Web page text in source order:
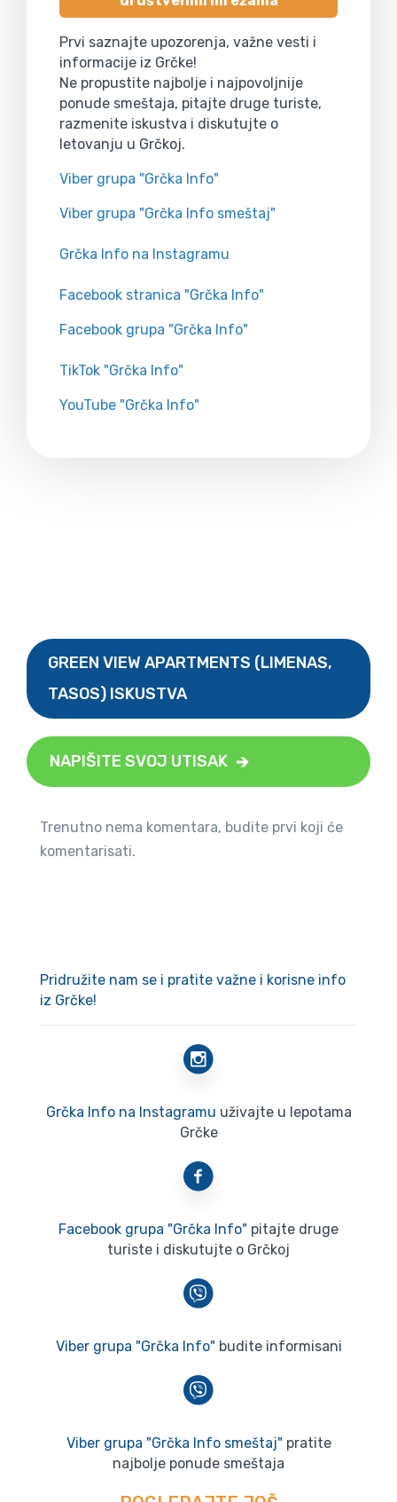
Prvi saznajte upozorenja, važne vesti i
informacije iz Grčke!
Ne propustite najbolje i najpovoljnije
ponude smeštaja, pitajte druge turiste,
razmenite iskustva i diskutujte o
letovanju u Grčkoj.
Viber grupa "Grčka Info"
Viber grupa "Grčka Info smeštaj"
Grčka Info na Instagramu
Facebook stranica "Grčka Info"
Facebook grupa "Grčka Info"
TikTok "Grčka Info"
YouTube "Grčka Info"
GREEN VIEW APARTMENTS (LIMENAS,
TASOS) ISKUSTVA
NAPIŠITE SVOJ UTISAK
Trenutno nema komentara, budite prvi koji će
komentarisati.
Pridružite nam se i pratite važne i korisne info
iz Grčke!
Grčka Info na Instagramu uživajte u lepotama
Grčke
Facebook grupa "Grčka Info" pitajte druge
turiste i diskutujte o Grčkoj
Viber grupa "Grčka Info" budite informisani
Viber grupa "Grčka Info smeštaj" pratite
najbolje ponude smeštaja